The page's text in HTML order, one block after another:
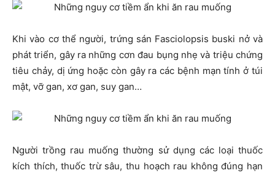
Khi vào cơ thể người, trứng sán Fasciolopsis buski nở và
phát triển, gây ra những cơn đau bụng nhẹ và triệu chứng
tiêu chảy, dị ứng hoặc còn gây ra các bệnh mạn tính ở túi
mật, vỡ gan, xơ gan, suy gan…
Người trồng rau muống thường sử dụng các loại thuốc
kích thích, thuốc trừ sâu, thu hoạch rau không đúng hạn